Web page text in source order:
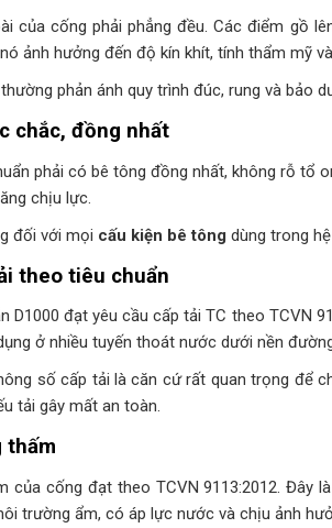
của cống phải phẳng đều. Các điểm gồ
ảnh hưởng đến độ kín khít, tính thẩm mỹ
phản ánh quy trình đúc, rung và bảo
chắc, đồng nhất
phải có bê tông đồng nhất, không rỗ tổ
chịu lực.
đối với mọi cấu kiện bê tông dùng trong
theo tiêu chuẩn
D1000 đạt yêu cầu cấp tải TC theo TCVN
ở nhiều tuyến thoát nước dưới nền
số cấp tải là căn cứ rất quan trọng để
tải gây mất an toàn.
thấm
của cống đạt theo TCVN 9113:2012. Đây
trường ẩm, có áp lực nước và chịu ảnh